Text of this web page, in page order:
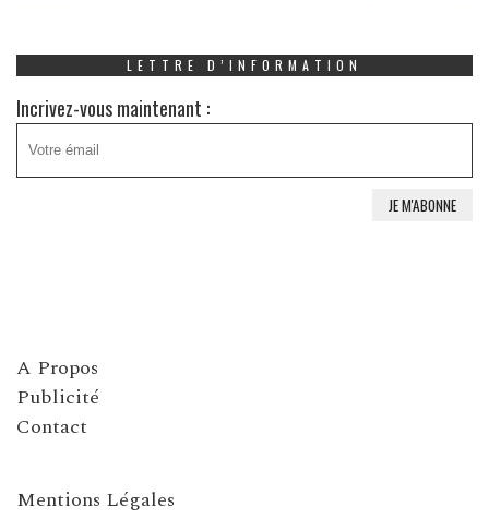
LETTRE D’INFORMATION
Incrivez-vous maintenant :
A Propos
Publicité
Contact
Mentions Légales